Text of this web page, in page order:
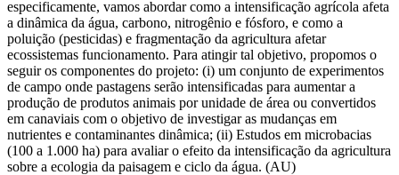
especificamente, vamos abordar como a intensificação agrícola afeta
a dinâmica da água, carbono, nitrogênio e fósforo, e como a
poluição (pesticidas) e fragmentação da agricultura afetar
ecossistemas funcionamento. Para atingir tal objetivo, propomos o
seguir os componentes do projeto: (i) um conjunto de experimentos
de campo onde pastagens serão intensificadas para aumentar a
produção de produtos animais por unidade de área ou convertidos
em canaviais com o objetivo de investigar as mudanças em
nutrientes e contaminantes dinâmica; (ii) Estudos em microbacias
(100 a 1.000 ha) para avaliar o efeito da intensificação da agricultura
sobre a ecologia da paisagem e ciclo da água. (AU)